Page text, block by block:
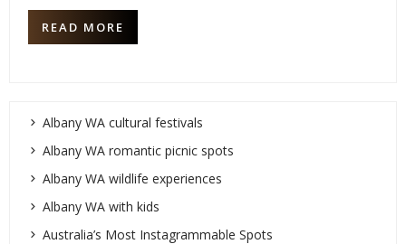
READ MORE
Albany WA cultural festivals
Albany WA romantic picnic spots
Albany WA wildlife experiences
Albany WA with kids
Australia’s Most Instagrammable Spots